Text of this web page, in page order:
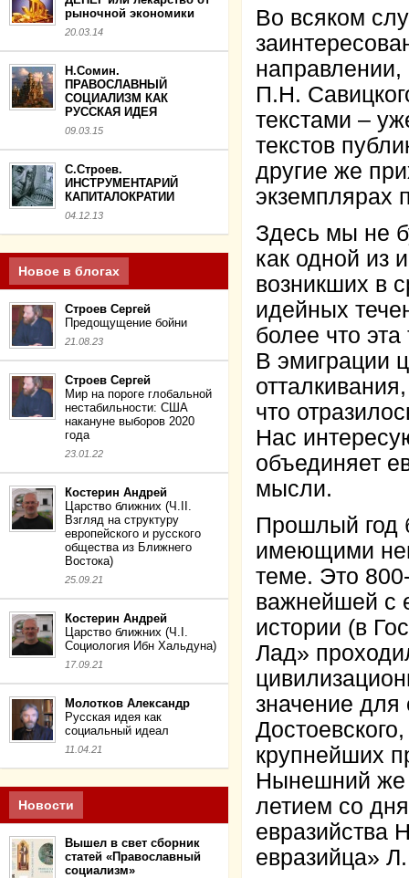
рыночной экономики
20.03.14
Н.Сомин.
ПРАВОСЛАВНЫЙ
СОЦИАЛИЗМ КАК
РУССКАЯ ИДЕЯ
09.03.15
С.Строев.
ИНСТРУМЕНТАРИЙ
КАПИТАЛОКРАТИИ
04.12.13
Новое в блогах
Строев Сергей
Предощущение бойни
21.08.23
Строев Сергей
Мир на пороге глобальной
нестабильности: США
накануне выборов 2020
года
23.01.22
Костерин Андрей
Царство ближних (Ч.II.
Взгляд на структуру
европейского и русского
общества из Ближнего
Востока)
25.09.21
Костерин Андрей
Царство ближних (Ч.I.
Социология Ибн Хальдуна)
17.09.21
Молотков Александр
Русская идея как
социальный идеал
11.04.21
Новости
Вышел в свет сборник
статей «Православный
социализм»
Во всяком
направлении,
П.Н.
текстами –
текстов
другие же
экземплярах
Здесь мы не
как одной из
возникших в
идейных
более что
В эмиграции
что
Нас
объединяет
мысли.
Прошлый год
имеющими
теме. Это
важнейшей с
истории (в
Лад»
значение
крупнейших
Нынешний же
летием со
евразийства
евразийца»